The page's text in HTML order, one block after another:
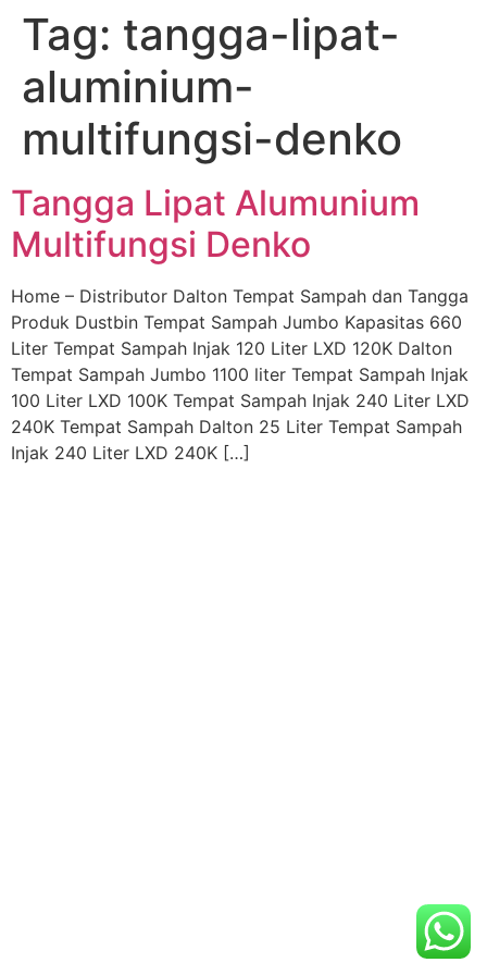
Skip
content
Tag: tangga-lipat-
aluminium-
multifungsi-denko
Tangga Lipat Alumunium
Multifungsi Denko
Home – Distributor Dalton Tempat Sampah dan Tangga
Produk Dustbin Tempat Sampah Jumbo Kapasitas 660
Liter Tempat Sampah Injak 120 Liter LXD 120K Dalton
Tempat Sampah Jumbo 1100 liter Tempat Sampah Injak
100 Liter LXD 100K Tempat Sampah Injak 240 Liter LXD
240K Tempat Sampah Dalton 25 Liter Tempat Sampah
Injak 240 Liter LXD 240K […]